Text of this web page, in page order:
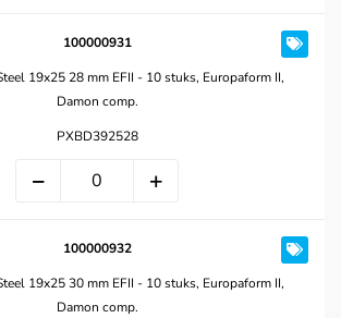
100000931
19x25 28 mm EFII - 10 stuks, Europaform II,
Damon comp.
PXBD392528
100000932
19x25 30 mm EFII - 10 stuks, Europaform II,
Damon comp.